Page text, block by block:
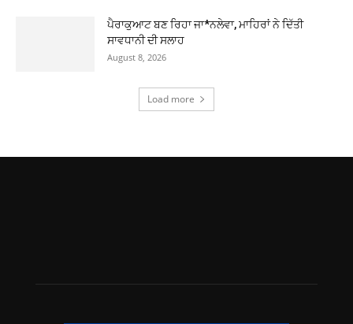
ਪੈਰਾਕੁਆਟ ਬਣ ਰਿਹਾ ਜਾ*ਨਲੇਵਾ, ਮਾਹਿਰਾਂ ਨੇ ਦਿੱਤੀ
ਸਾਵਧਾਨੀ ਦੀ ਸਲਾਹ
August 8, 2026
Load more